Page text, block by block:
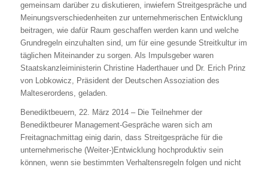
gemeinsam darüber zu diskutieren, inwiefern Streitgespräche und
Meinungsverschiedenheiten zur unternehmerischen Entwicklung
beitragen, wie dafür Raum geschaffen werden kann und welche
Grundregeln einzuhalten sind, um für eine gesunde Streitkultur im
täglichen Miteinander zu sorgen. Als Impulsgeber waren
Staatskanzleiministerin Christine Haderthauer und Dr. Erich Prinz
von Lobkowicz, Präsident der Deutschen Assoziation des
Malteserordens, geladen.
Benediktbeuern, 22. März 2014 – Die Teilnehmer der
Benediktbeurer Management-Gespräche waren sich am
Freitagnachmittag einig darin, dass Streitgespräche für die
unternehmerische (Weiter-)Entwicklung hochproduktiv sein
können, wenn sie bestimmten Verhaltensregeln folgen und nicht